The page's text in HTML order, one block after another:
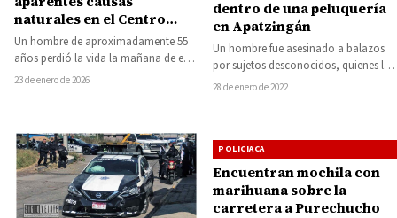
naturales en el Centro
Histórico de Morelia
Un hombre de aproximadamente 55
años perdió la vida la mañana de este
viernes en la zona Centro…
23 de enero de 2026
dentro de una peluquería
en Apatzingán
Un hombre fue asesinado a balazos
por sujetos desconocidos, quienes lo
atacaron cuando el ahora occiso se
28 de enero de 2022
POLICIACA
Encuentran mochila con
marihuana sobre la
carretera a Purechucho